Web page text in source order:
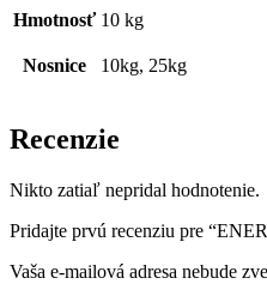
Hmotnosť 10 kg
Nosnice 10kg, 25kg
Recenzie
Nikto zatiaľ nepridal hodnotenie.
Pridajte prvú recenziu pre
Vaša e-mailová adresa nebude